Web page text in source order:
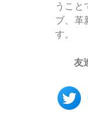
うこと
ブ、革
す。
友